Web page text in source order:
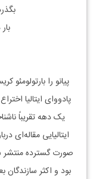
پادووای ایتالیا
ایتالیایی مقاله‌ای
صورت گسترده منتشر
بود و اکثر